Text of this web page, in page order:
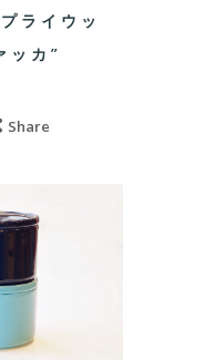
ライウッ
ッカ”
Share